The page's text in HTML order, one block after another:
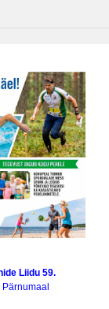
Liidu 59.
Pärnumaal